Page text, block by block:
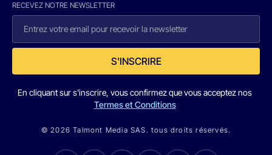
RECEVEZ NOTRE NEWSLETTER
S'INSCRIRE
En cliquant sur s'inscrire, vous confirmez que vous acceptez nos
Termes et Conditions
© 2026 Talmont Media SAS. tous droits réservés.